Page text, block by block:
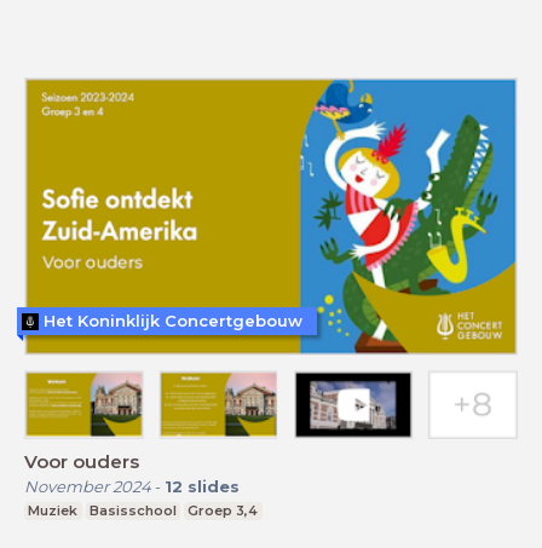
Voor ouders
November 2024- 12 slides
Muziek Basisschool Groep 3,4
Het Koninklijk Concertgebouw